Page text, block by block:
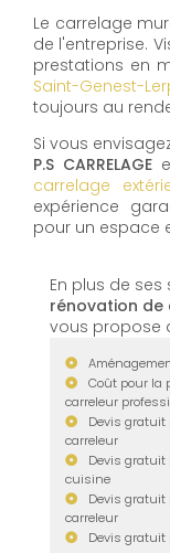
Le carrelage
de l'entreprise.
prestations en
Saint-Genest-
toujours au
Si vous
P.S CARRELAGE
carrelage
expérience
pour un espace
En plus de ses
rénovation de
vous propose
Coût pour la
carreleur
Devis gratuit
carreleur
Devis gratuit
cuisine
Devis gratuit
carreleur
Devis gratuit